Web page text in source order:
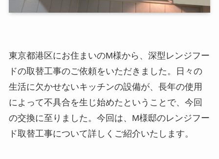
東京都港区にお住まいのM様から、深型レンジフー
ドの取替工事のご依頼をいただきました。日々の
生活に欠かせないキッチンの設備が、長年の使用
によって不具合を生じ始めたということで、今回
の交換に至りました。今回は、M様邸のレンジフー
ド取替工事について詳しくご紹介いたします。